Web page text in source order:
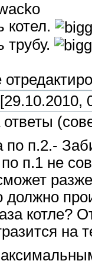
котел.
трубу.
[29.10.2010,
по п.2.-
п.1 не
должно
котле?
на